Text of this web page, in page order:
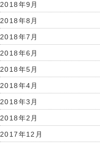
2018年9月
2018年8月
2018年7月
2018年6月
2018年5月
2018年4月
2018年3月
2018年2月
2017年12月